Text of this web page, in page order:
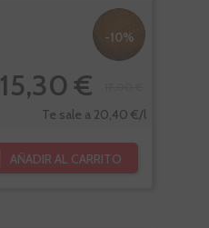
-10%
15,30 €
Te sale a 20,40 €/l
AÑADIR AL CARRITO